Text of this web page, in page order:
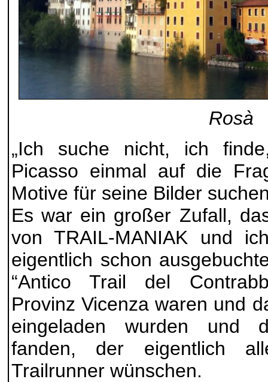
Rosà
„Ich suche nicht, ich
Picasso einmal auf die
Motive für seine Bilder
Es war ein großer Zufall,
von TRAIL-MANIAK und
eigentlich schon
“Antico Trail del
Provinz Vicenza waren und
eingeladen wurden und
fanden, der eigentlich
Trailrunner wünschen.